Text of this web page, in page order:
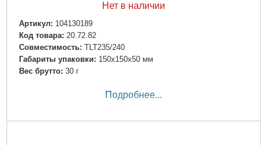
Нет в наличии
Артикул: 104130189
Код товара: 20.72.82
Совместимость: TLT235/240
Габариты упаковки: 150x150x50 мм
Вес брутто: 30 г
Подробнее...